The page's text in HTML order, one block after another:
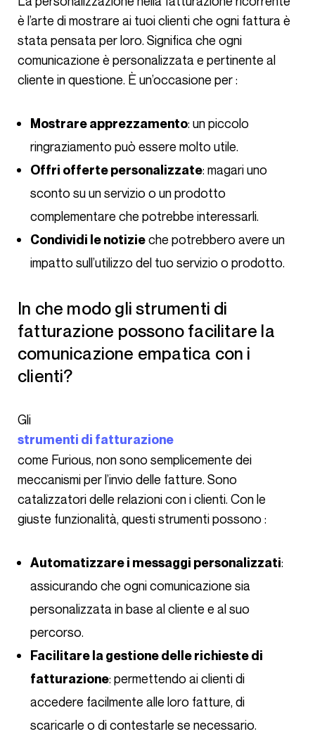
è l’arte di mostrare ai tuoi clienti che ogni fattura è
stata pensata per loro. Significa che ogni
comunicazione è personalizzata e pertinente al
cliente in questione. È un’occasione per :
Mostrare apprezzamento: un piccolo
ringraziamento può essere molto utile.
Offri offerte personalizzate: magari uno
sconto su un servizio o un prodotto
complementare che potrebbe interessarli.
Condividi le notizieche potrebbero avere un
impatto sull’utilizzo del tuo servizio o prodotto.
In che modo gli strumenti di
fatturazione possono facilitare la
comunicazione empatica con i
clienti?
Gli
strumenti di fatturazione
come Furious, non sono semplicemente dei
meccanismi per l’invio delle fatture. Sono
catalizzatori delle relazioni con i clienti. Con le
giuste funzionalità, questi strumenti possono :
Automatizzare i messaggi personalizzati:
assicurando che ogni comunicazione sia
personalizzata in base al cliente e al suo
percorso.
Facilitare la gestione delle richieste di
fatturazione: permettendo ai clienti di
accedere facilmente alle loro fatture, di
scaricarle o di contestarle se necessario.